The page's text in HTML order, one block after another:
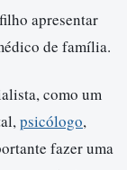
apresentar
de família.
como um
psicólogo,
fazer uma